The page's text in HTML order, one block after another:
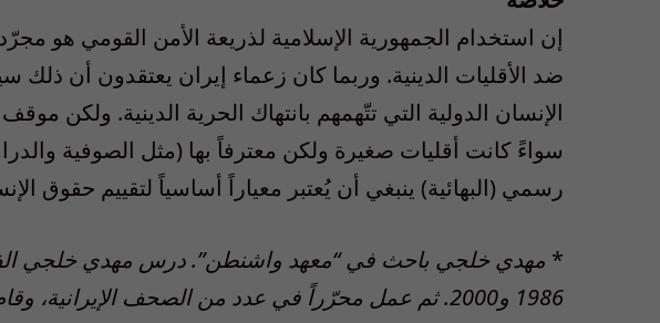
إن استخدام الجمهورية الإسلامية لذريعة الأمن القومي هو
ضد الأقليات الدينية. وربما كان زعماء إيران يعتقدون أن
الإنسان الدولية التي تتّهمهم بانتهاك الحرية الدينية. ولكن
سواءً كانت أقليات صغيرة ولكن معترفاً بها (مثل الصوفية
رسمي (البهائية) ينبغي أن يُعتبر معياراً أساسياً لتقييم حقوق
* مهدي خلجي باحث في “معهد واشنطن”. درس مهدي خلجي
1986 و2000. ثم عمل محرّراً في عدد من الصحف